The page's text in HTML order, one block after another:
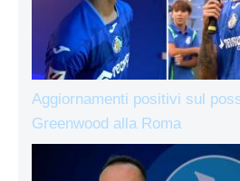
Aggiornamenti positivi sul
Greenwood alla Roma